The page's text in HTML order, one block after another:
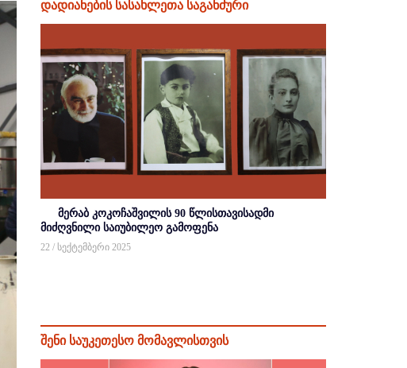
დადიანების სასახლეთა საგანძური
მერაბ კოკოჩაშვილის 90 წლისთავისადმი
მიძღვნილი საიუბილეო გამოფენა
22 / სექტემბერი 2025
შენი საუკეთესო მომავლისთვის